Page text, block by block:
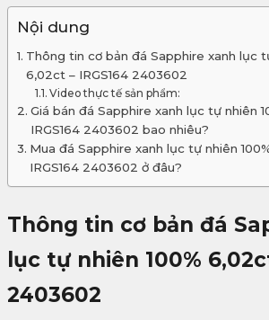
Nội dung
Thông tin cơ bản đá Sapphire xanh lục
6,02ct – IRGS164 2403602
Video thực tế sản phẩm:
Giá bán đá Sapphire xanh lục tự nhiên
IRGS164 2403602 bao nhiêu?
Mua đá Sapphire xanh lục tự nhiên
IRGS164 2403602 ở đâu?
Thông tin cơ bản đá
lục tự nhiên 100%
2403602